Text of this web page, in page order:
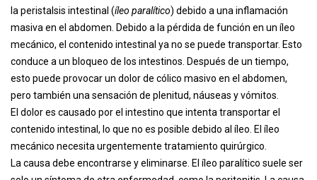
la peristalsis intestinal (íleo paralítico) debido a una inflamación
masiva en el abdomen. Debido a la pérdida de función en un íleo
mecánico, el contenido intestinal ya no se puede transportar. Esto
conduce a un bloqueo de los intestinos. Después de un tiempo,
esto puede provocar un dolor de cólico masivo en el abdomen,
pero también una sensación de plenitud, náuseas y vómitos.
El dolor es causado por el intestino que intenta transportar el
contenido intestinal, lo que no es posible debido al íleo. El íleo
mecánico necesita urgentemente tratamiento quirúrgico.
La causa debe encontrarse y eliminarse. El íleo paralítico suele ser